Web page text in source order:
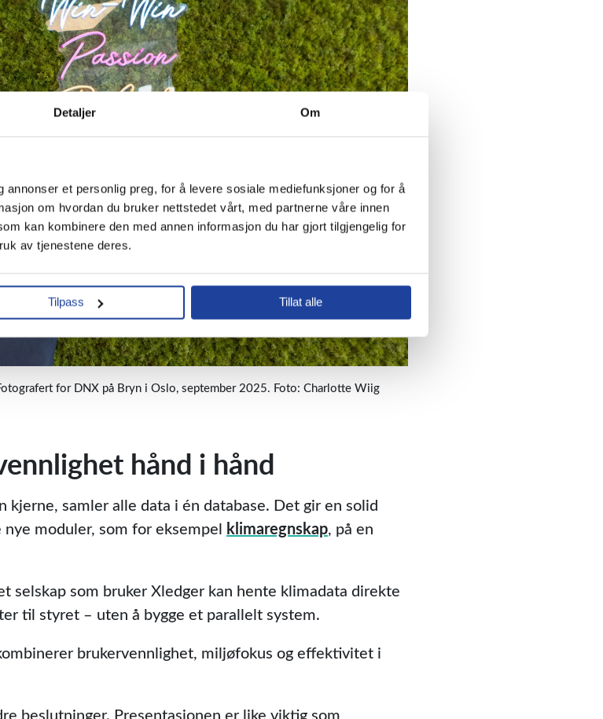
Detaljer Om
et personlig preg, for å levere sosiale mediefunksjoner og for å
om hvordan du bruker nettstedet vårt, med partnerne våre innen
kan kombinere den med annen informasjon du har gjort tilgjengelig for
av tjenestene deres.
Tilpass Tillat alle
for DNX på Bryn i Oslo, september 2025. Foto: Charlotte Wiig
hånd i hånd
samler alle data i én database. Det gir en solid
moduler, som for eksempel klimaregnskap, på en
selskap som bruker Xledger kan hente klimadata direkte
til styret – uten å bygge et parallelt system.
brukervennlighet, miljøfokus og effektivitet i
beslutninger. Presentasjonen er like viktig som